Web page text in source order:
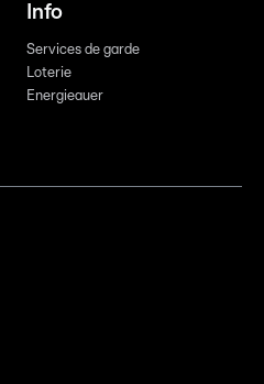
Info
Services de garde
Loterie
Energieauer